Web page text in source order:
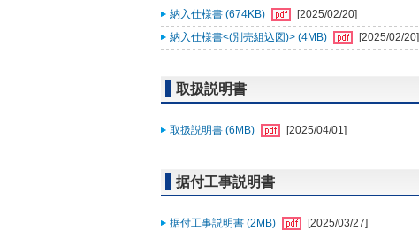
納入仕様書 (674KB)
[2025/02/20]
納入仕様書<(別売組込図)> (4MB)
[2025/02/20]
取扱説明書
取扱説明書 (6MB) [2025/04/01]
据付工事説明書
据付工事説明書 (2MB)
[2025/03/27]